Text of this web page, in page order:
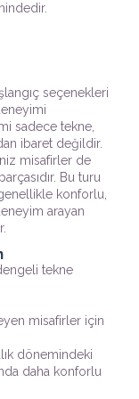
seçenekleri
sadece tekne,
ibaret değildir.
misafirler de
Bu turu
konforlu,
arayan
tekne
misafirler için
dönemindeki
daha konforlu